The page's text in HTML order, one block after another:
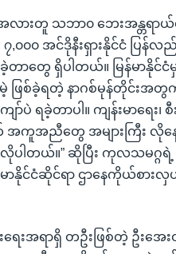
လို အလားတူ သဘာ၀ ဘေးအန္တ
၇,၀၀၀ အင်ဒိုနီးရှားနိုင်ငံ ပ
ေ ရှိပါတယ်။ မြန်မာနိုင်ငံမှ
မဲ့ ဖြစ်ခဲ့ရတဲ့ နာဂစ်မုန်တိုင်
ော်ပဲ ရခဲ့တာပါ။ ကျန်းမာရေး၊
အကူအညီတွေ အများကြီး
ပါတယ်။” ဆိုပြီး ကုလသမဂ္ဂရဲ့
နိုင်ငံဆိုင်ရာ ဌာနေကိုယ်စားလှယ်
ရေးအရာရှိ တဦးဖြစ်တဲ့ ဦးအေ